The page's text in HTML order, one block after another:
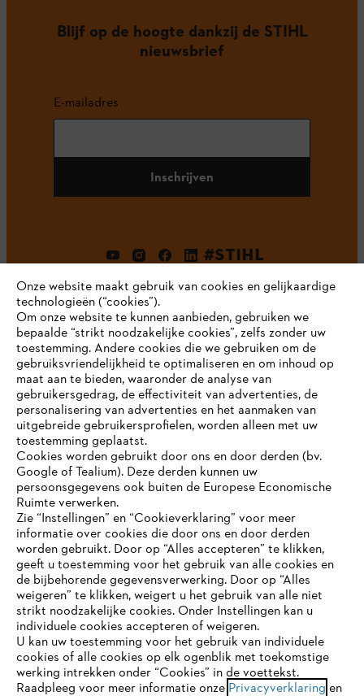
Blijf op de hoogte dankzij de STIHL
nieuwsbrief
E-mailadres
Inschrijven
#STIHL
Bedrijf
STIHL FAQ
Contact
Gegevensbescherming Impressum
Cookie-informatie Juridische informatie
JE BROWSER WORDT NIET
ONDERSTEUND
Je gebruikt een browser die we nog niet ondersteunen. Om
onze website optimaal te kunnen gebruiken, raden we aan dat
je overschakelt op één van de volgende browsers:
Onze website maakt gebruik van cookies en gelijkaardige
technologieën (“cookies”).
Om onze website te kunnen aanbieden, gebruiken we
bepaalde “strikt noodzakelijke cookies”, zelfs zonder uw
toestemming. Andere cookies die we gebruiken om de
gebruiksvriendelijkheid te optimaliseren en om inhoud op
maat aan te bieden, waaronder de analyse van
gebruikersgedrag, de effectiviteit van advertenties, de
personalisering van advertenties en het aanmaken van
uitgebreide gebruikersprofielen, worden alleen met uw
toestemming geplaatst.
Cookies worden gebruikt door ons en door derden (bv.
Google of Tealium). Deze derden kunnen uw
persoonsgegevens ook buiten de Europese Economische
Ruimte verwerken.
Zie “Instellingen” en “Cookieverklaring” voor meer
informatie over cookies die door ons en door derden
worden gebruikt. Door op “Alles accepteren” te klikken,
geeft u toestemming voor het gebruik van alle cookies en
de bijbehorende gegevensverwerking. Door op “Alles
weigeren” te klikken, weigert u het gebruik van alle niet
strikt noodzakelijke cookies. Onder Instellingen kan u
individuele cookies accepteren of weigeren.
U kan uw toestemming voor het gebruik van individuele
cookies of alle cookies op elk ogenblik met toekomstige
werking intrekken onder “Cookies” in de voettekst.
Raadpleeg voor meer informatie onze Privacyverklaring en